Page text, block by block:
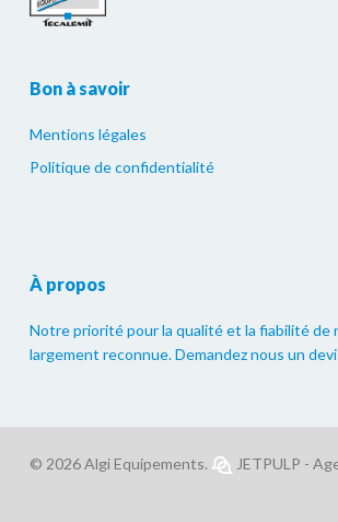
Bon à savoir
Mentions légales
Politique de confidentialité
À propos
Notre priorité pour la qualité et la fiabilité de
largement reconnue. Demandez nous un
© 2026 Algi Equipements. JETPULP -